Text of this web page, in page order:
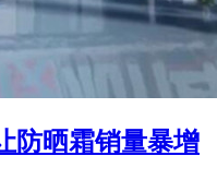
防晒霜销量暴增